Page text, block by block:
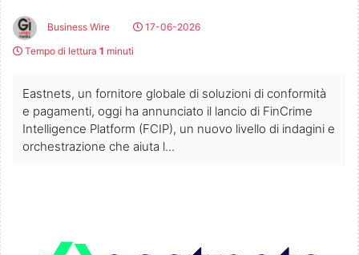
Business Wire
17-06-2026
Tempo di lettura 1 minuti
Eastnets, un fornitore globale di soluzioni di conformità
e pagamenti, oggi ha annunciato il lancio di FinCrime
Intelligence Platform (FCIP), un nuovo livello di indagini e
orchestrazione che aiuta l...